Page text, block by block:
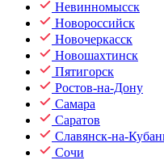
Невинномысск
Новороссийск
Новочеркасск
Новошахтинск
Пятигорск
Ростов-на-Дону
Самара
Саратов
Славянск-на-
Сочи